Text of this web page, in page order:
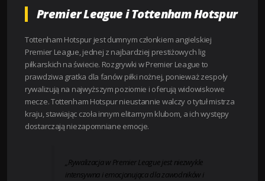
Premier League i Tottenham Hotspur
Tottenham Hotspur jest dumnym członkiem angielskiej
Premier League, jednej z najbardziej prestiżowych lig
piłkarskich na świecie. Rozgrywki w Premier League to
prawdziwa gratka dla fanów piłki nożnej, ponieważ zespoły
rywalizują na najwyższym poziomie i oferują widowiskowe
mecze. Tottenham Hotspur nieustannie walczy o tytuł mistrza
kraju, stawiając czoła innym elitarnym klubom, a ich występy
dostarczają niezapomniane emocje.
„Rywalizacja w Premier League jest niezwykle
intensywna i emocjonująca dla zawodników i